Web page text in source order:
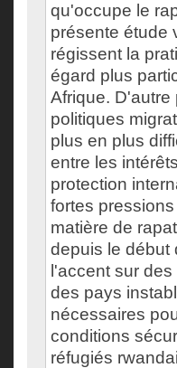
qu'occupe le
présente étude
régissent la
égard plus
Afrique.
politiques
plus en plus
entre les
protection
fortes
matière de
depuis le début
l'accent sur
des pays
nécessaires
conditions
réfugiés